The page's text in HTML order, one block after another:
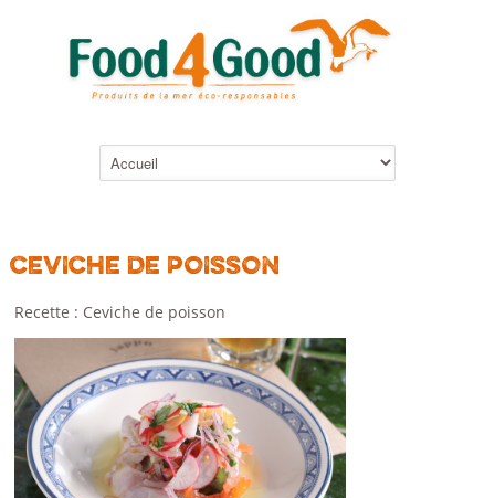
CEVICHE DE POISSON
Recette : Ceviche de poisson